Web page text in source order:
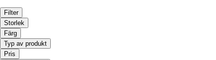
Filter
Storlek
Färg
Typ av produkt
Pris